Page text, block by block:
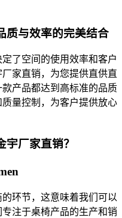
质与效率的完美结合
了空间的使用效率和客户
家直销，为您提供直供直
产品都达到高标准的品质
量控制，为客户提供放心
厂家直销？
环节，这意味着我们可以
注于桌椅产品的生产和销